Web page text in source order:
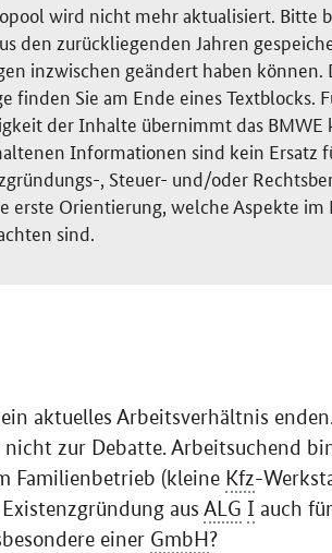
wird nicht mehr aktualisiert. Bitte
den zurückliegenden Jahren
inzwischen geändert haben
finden Sie am Ende eines Textblocks.
der Inhalte übernimmt das BMWE
Informationen sind kein Ersatz
, Steuer- und/oder
erste Orientierung, welche Aspekte im
sind.
aktuelles Arbeitsverhältnis
zur Debatte. Arbeitsuchend
Familienbetrieb (kleine Kfz-
aus ALG I auch
einer GmbH?